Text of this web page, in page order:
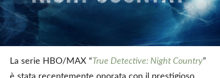
La serie HBO/MAX “True Detective: Night Country”